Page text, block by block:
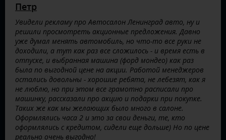
Петр
Увидели рекламу про Автосалон Ленинград авто, ну и
решили просмотреть акционные предложения. Давно
уже думал менять автомобиль, но что-то все руки не
доходили, а тут как раз все сложилось - и время есть в
отпуске, и выбранная машина (форд мондео) как раз
была по выгодной цене на акции. Работой менеджеров
остались довольны - хорошие ребята, не лебезят, как я
не люблю, но при этом все грамотно расписали про
машинку, рассказали про акцию и подарки при покупке.
Таких же как мы желающих было много в салоне.
Оформлялись часа 2 и это за свои деньги, те, кто
оформлялись с кредитом, сидели еще дольше) Но по цене
реально очень выгодно!